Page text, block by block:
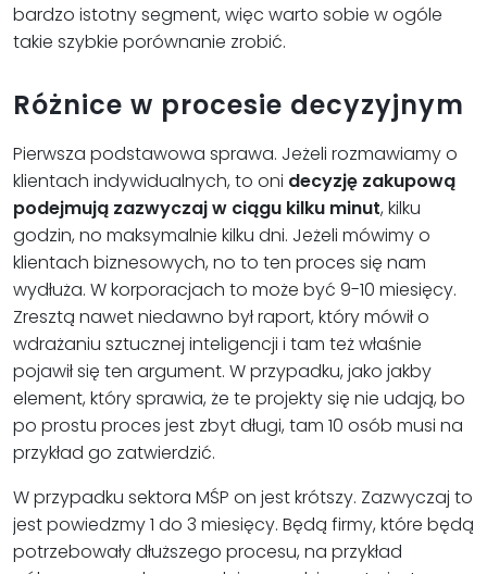
bardzo istotny segment, więc warto sobie w ogóle
takie szybkie porównanie zrobić.
Różnice w procesie decyzyjnym
Pierwsza podstawowa sprawa. Jeżeli rozmawiamy o
klientach indywidualnych, to oni decyzję zakupową
podejmują zazwyczaj w ciągu kilku minut, kilku
godzin, no maksymalnie kilku dni. Jeżeli mówimy o
klientach biznesowych, no to ten proces się nam
wydłuża. W korporacjach to może być 9-10 miesięcy.
Zresztą nawet niedawno był raport, który mówił o
wdrażaniu sztucznej inteligencji i tam też właśnie
pojawił się ten argument. W przypadku, jako jakby
element, który sprawia, że te projekty się nie udają, bo
po prostu proces jest zbyt długi, tam 10 osób musi na
przykład go zatwierdzić.
W przypadku sektora MŚP on jest krótszy. Zazwyczaj to
jest powiedzmy 1 do 3 miesięcy. Będą firmy, które będą
potrzebowały dłuższego procesu, na przykład